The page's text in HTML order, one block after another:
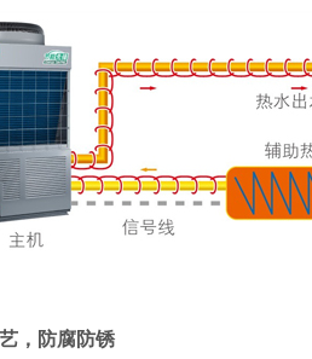
，防腐防锈